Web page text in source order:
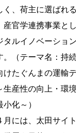
く、荷主に選ばれ
産官学連携事業と
タルイノベーショ
。（テーマ名：持
けたぐんまの運輸
産性の向上・環
化～）
月には、太田サイ